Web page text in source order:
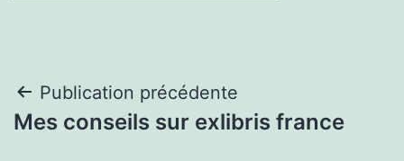
Navigation
de
Publication précédente
Mes conseils sur exlibris france